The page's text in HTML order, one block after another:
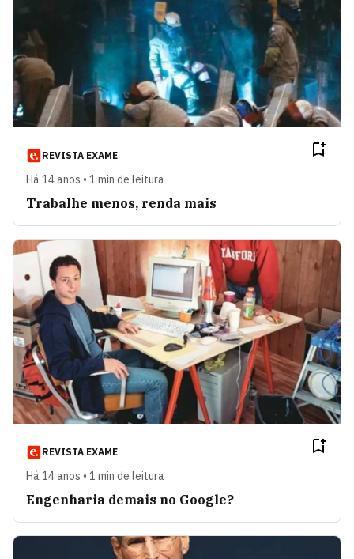
REVISTA EXAME
Há 14 anos • 1 min de leitura
Trabalhe menos, renda mais
REVISTA EXAME
Há 14 anos • 1 min de leitura
Engenharia demais no Google?